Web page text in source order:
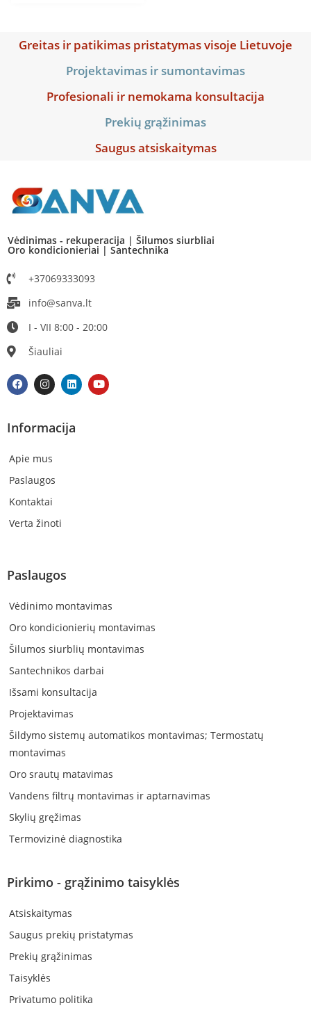
Greitas ir patikimas pristatymas visoje Lietuvoje
Projektavimas ir sumontavimas
Profesionali ir nemokama konsultacija
Prekių grąžinimas
Saugus atsiskaitymas
Vėdinimas - rekuperacija | Šilumos siurbliai
Oro kondicionieriai | Santechnika
+37069333093
info@sanva.lt
I - VII 8:00 - 20:00
Šiauliai
Informacija
Apie mus
Paslaugos
Kontaktai
Verta žinoti
Paslaugos
Vėdinimo montavimas
Oro kondicionierių montavimas
Šilumos siurblių montavimas
Santechnikos darbai
Išsami konsultacija
Projektavimas
Šildymo sistemų automatikos montavimas; Termostatų
montavimas
Oro srautų matavimas
Vandens filtrų montavimas ir aptarnavimas
Skylių gręžimas
Termovizinė diagnostika
Pirkimo - grąžinimo taisyklės
Atsiskaitymas
Saugus prekių pristatymas
Prekių grąžinimas
Taisyklės
Privatumo politika